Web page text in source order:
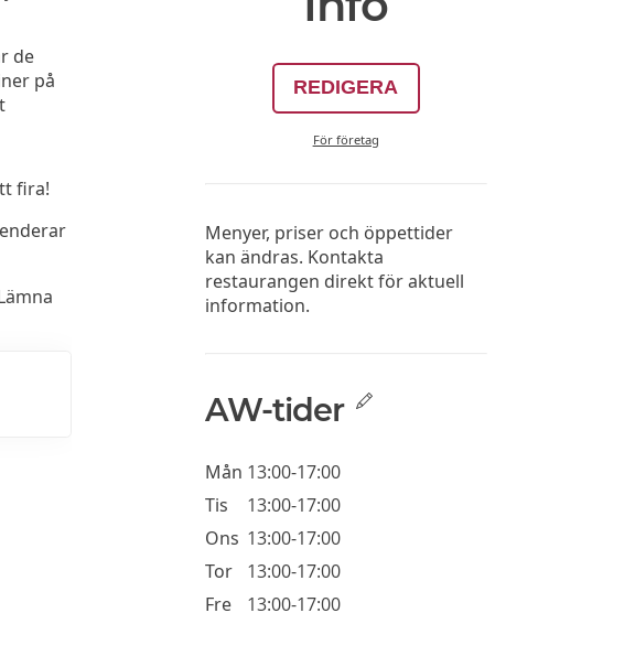
de
på
fira!
REDIGERA
För företag
Menyer, priser och öppettider
kan ändras. Kontakta
restaurangen direkt för aktuell
information.
AW-tider
Mån 13:00-17:00
Tis
13:00-17:00
Ons 13:00-17:00
Tor
13:00-17:00
Fre
13:00-17:00